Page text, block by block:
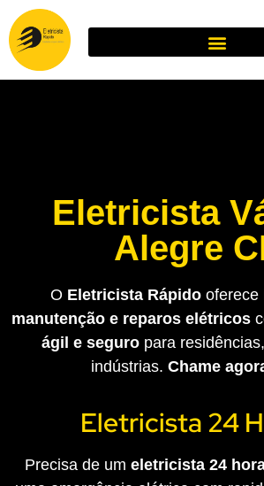
Eletricista
Alegre
O Eletricista Rápido oferece
manutenção e reparos elétricos
ágil e seguropara
indústrias. Chame
Eletricista 24
Precisa de um eletricista 24